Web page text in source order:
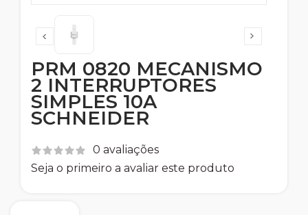
PRM 0820 MECANISMO
2 INTERRUPTORES
SIMPLES 10A
SCHNEIDER
0 avaliações
Seja o primeiro a avaliar este produto